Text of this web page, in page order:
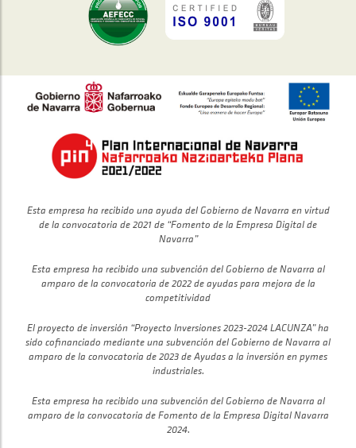
Esta empresa ha recibido una ayuda del Gobierno de Navarra en virtud
de la convocatoria de 2021 de “Fomento de la Empresa Digital de
Navarra”
Esta empresa ha recibido una subvención del Gobierno de Navarra al
amparo de la convocatoria de 2022 de ayudas para mejora de la
competitividad
El proyecto de inversión “Proyecto Inversiones 2023-2024 LACUNZA” ha
sido cofinanciado mediante una subvención del Gobierno de Navarra al
amparo de la convocatoria de 2023 de Ayudas a la inversión en pymes
industriales.
Esta empresa ha recibido una subvención del Gobierno de Navarra al
amparo de la convocatoria de Fomento de la Empresa Digital Navarra
2024.